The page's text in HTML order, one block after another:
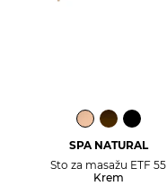
SPA NATURAL
Sto za masažu ETF 55
Krem